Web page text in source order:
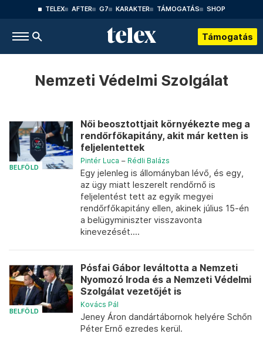
TELEX AFTER G7 KARAKTER TÁMOGATÁS SHOP
Támogatás
Nemzeti Védelmi Szolgálat
BELFÖLD
Női beosztottjait környékezte meg a
rendőrfőkapitány, akit már ketten is
feljelentettek
Pintér Luca – Rédli Balázs
Egy jelenleg is állományban lévő, és egy,
az ügy miatt leszerelt rendőrnő is
feljelentést tett az egyik megyei
rendőrfőkapitány ellen, akinek július 15-én
a belügyminiszter visszavonta
kinevezését....
BELFÖLD
Pósfai Gábor leváltotta a Nemzeti
Nyomozó Iroda és a Nemzeti Védelmi
Szolgálat vezetőjét is
Kovács Pál
Jeney Áron dandártábornok helyére Schőn
Péter Ernő ezredes kerül.